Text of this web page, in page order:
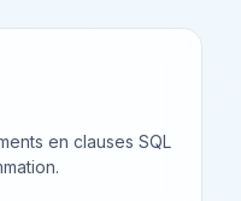
en clauses SQL